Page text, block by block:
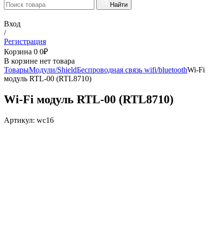
Найти
Вход
/
Регистрация
Корзина 0 0₽
В корзине нет товара
ТоварыМодули/ShieldБеспроводная связь wifi/bluetoothWi-Fi
модуль RTL-00 (RTL8710)
Wi-Fi модуль RTL-00 (RTL8710)
Артикул: wc16